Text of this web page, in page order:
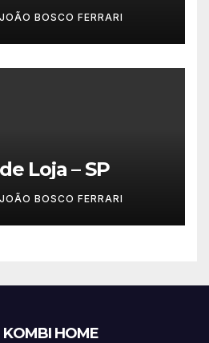
JOÃO BOSCO FERRARI
Loja – SP
JOÃO BOSCO FERRARI
HOME